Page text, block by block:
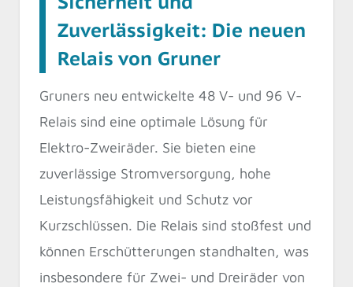
Zuverlässigkeit: Die neuen
Relais von Gruner
Gruners neu entwickelte 48 V- und 96 V-
Relais sind eine optimale Lösung für
Elektro-Zweiräder. Sie bieten eine
zuverlässige Stromversorgung, hohe
Leistungsfähigkeit und Schutz vor
Kurzschlüssen. Die Relais sind stoßfest und
können Erschütterungen standhalten, was
insbesondere für Zwei- und Dreiräder von